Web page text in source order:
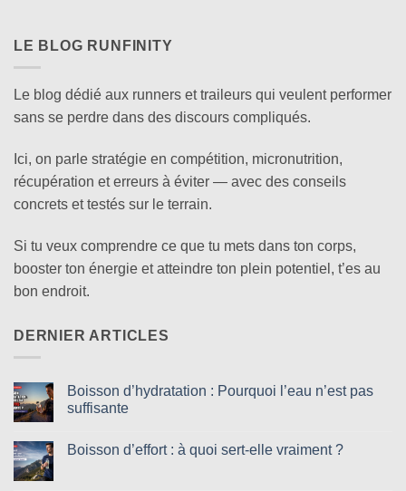
LE BLOG RUNFINITY
Le blog dédié aux runners et traileurs qui veulent performer
sans se perdre dans des discours compliqués.
Ici, on parle stratégie en compétition, micronutrition,
récupération et erreurs à éviter — avec des conseils
concrets et testés sur le terrain.
Si tu veux comprendre ce que tu mets dans ton corps,
booster ton énergie et atteindre ton plein potentiel, t’es au
bon endroit.
DERNIER ARTICLES
Boisson d’hydratation : Pourquoi l’eau n’est pas
suffisante
sur
Boisson d’effort : à quoi sert-elle vraiment ?